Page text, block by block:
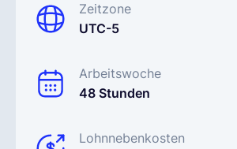
Zeitzone
UTC-5
Arbeitswoche
48 Stunden
Lohnnebenkosten